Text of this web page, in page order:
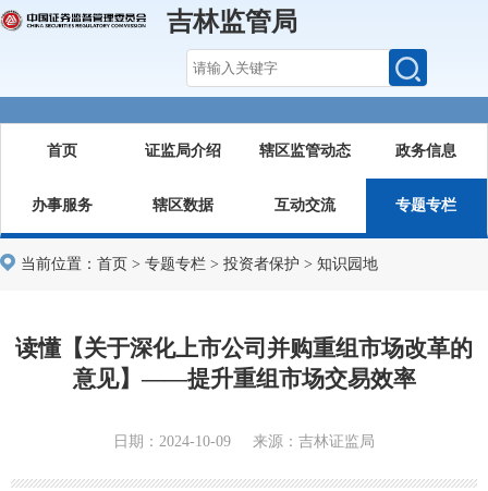
吉林监管局
首页 证监局介绍 辖区监管动态 政务信息
办事服务 辖区数据 互动交流 专题专栏
当前位置： 首页 > 专题专栏 > 投资者保护 > 知识园地
读懂【关于深化上市公司并购重组市场改革的
意见】——提升重组市场交易效率
日期：2024-10-09 来源：吉林证监局